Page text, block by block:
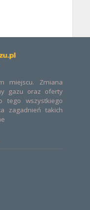
miejscu. Zmiana
gazu oraz oferty
tego wszystkiego
zagadnień takich